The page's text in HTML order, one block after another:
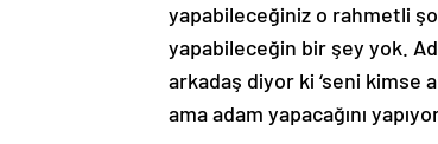
yapabileceğiniz o rahmetli
yapabileceğin bir şey yok.
arkadaş diyor ki ‘seni kimse
ama adam yapacağını